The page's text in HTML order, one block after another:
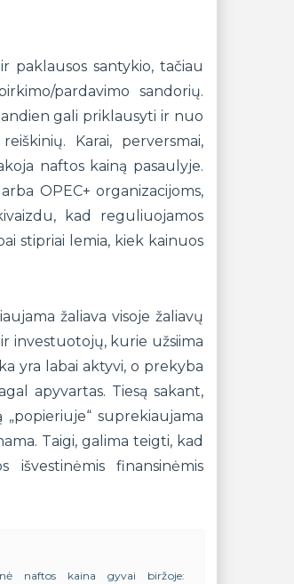
paklausos santykio, tačiau
pardavimo sandorių.
gali priklausyti ir nuo
Karai, perversmai,
naftos kainą pasaulyje.
OPEC+ organizacijoms,
kad reguliuojamos
stipriai lemia, kiek kainuos
žaliava visoje žaliavų
investuotojų, kurie užsiima
yra labai aktyvi, o prekyba
apyvartas. Tiesą sakant,
suprekiaujama
Taigi, galima teigti, kad
finansinėmis
naftos kaina gyvai biržoje: